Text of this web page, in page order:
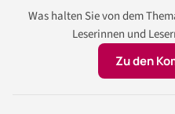
Was halten Sie von dem
Leserinnen und
Zu den